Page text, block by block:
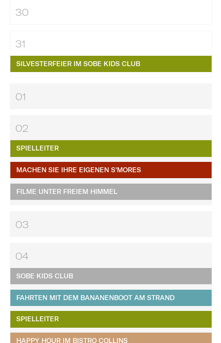
30
31
SILVESTERFEIER IM SOBE KIDS CLUB
01
02
SPIELLEITER
MACHEN SIE IHRE EIGENEN S'MORES​​​​​​​
FILME UNTER FREIEM HIMMEL
03
04
SOBE KIDS CLUB
FAHRTEN MIT DEM BANANENBOOT AM STRAND
SPIELLEITER
HAPPY HOUR IM BISTRO COLLINS